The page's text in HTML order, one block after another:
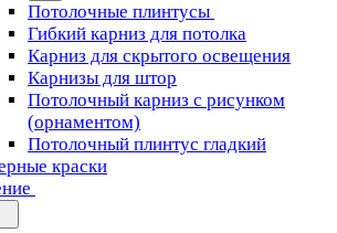
Потолочные плинтусы
Гибкий карниз для потолка
Карниз для скрытого освещения
Карнизы для штор
Потолочный карниз с рисунком
(орнаментом)
Потолочный плинтус гладкий
краски